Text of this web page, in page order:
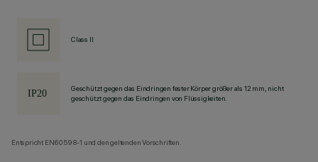
Class II
Geschützt gegen das Eindringen fester Körper größer als 12 mm, nicht
geschützt gegen das Eindringen von Flüssigkeiten.
Entspricht EN60598-1 und den geltenden Vorschriften.